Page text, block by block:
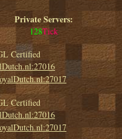
Private Servers:
128Tick
Certified
Certified